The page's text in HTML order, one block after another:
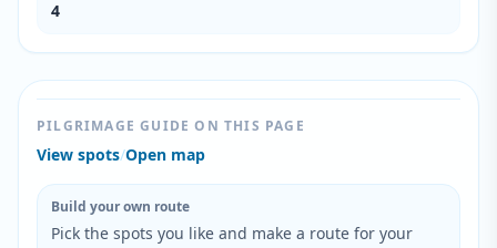
4
PILGRIMAGE GUIDE ON THIS PAGE
View spots/Open map
Build your own route
Pick the spots you like and make a route for your